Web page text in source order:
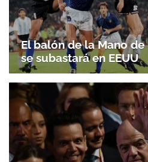
El balón de la Mano
se subastará en EEUU